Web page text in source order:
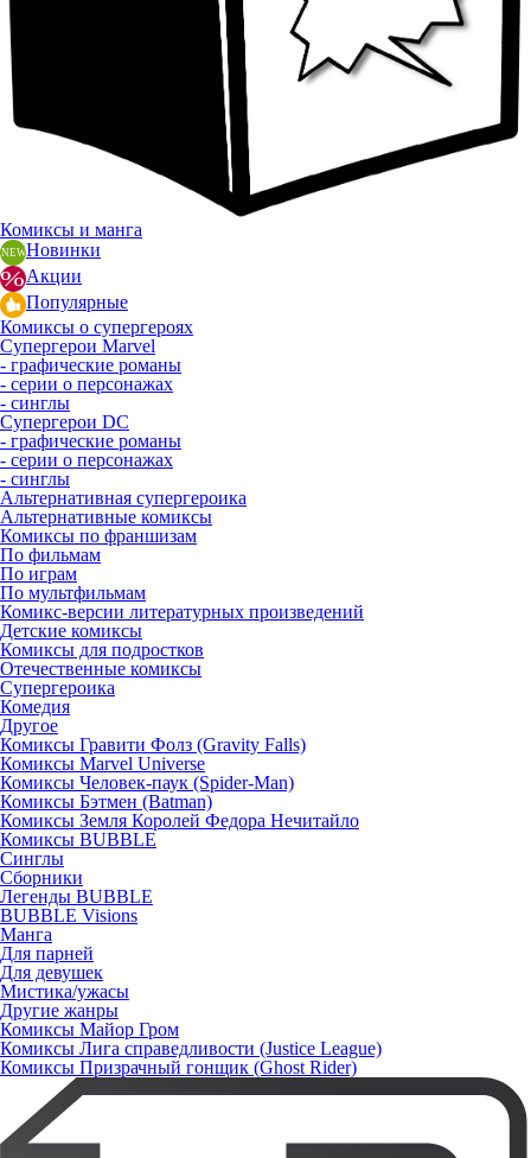
Комиксы и манга
Новинки
Акции
Популярные
Комиксы о супергероях
Супергерои Marvel
- графические романы
- серии о персонажах
- синглы
Супергерои DC
- графические романы
- серии о персонажах
- синглы
Альтернативная супергероика
Альтернативные комиксы
Комиксы по франшизам
По фильмам
По играм
По мультфильмам
Комикс-версии литературных произведений
Детские комиксы
Комиксы для подростков
Отечественные комиксы
Супергероика
Комедия
Другое
Комиксы Гравити Фолз (Gravity Falls)
Комиксы Marvel Universe
Комиксы Человек-паук (Spider-Man)
Комиксы Бэтмен (Batman)
Комиксы Земля Королей Федора Нечитайло
Комиксы BUBBLE
Синглы
Сборники
Легенды BUBBLE
BUBBLE Visions
Манга
Для парней
Для девушек
Мистика/ужасы
Другие жанры
Комиксы Майор Гром
Комиксы Лига справедливости (Justice League)
Комиксы Призрачный гонщик (Ghost Rider)